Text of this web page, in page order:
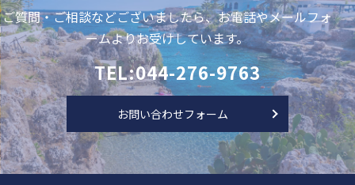
ご質問・ご相談などございましたら、お電話やメールフォ
ームよりお受けしています。
TEL:044-276-9763
お問い合わせフォーム